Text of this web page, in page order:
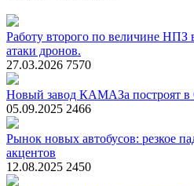
Работу второго по величине НПЗ
атаки дронов.
27.03.2026 7570
Новый завод КАМАЗа построят в
05.09.2025 2466
Рынок новых автобусов: резкое
акцентов
12.08.2025 2450